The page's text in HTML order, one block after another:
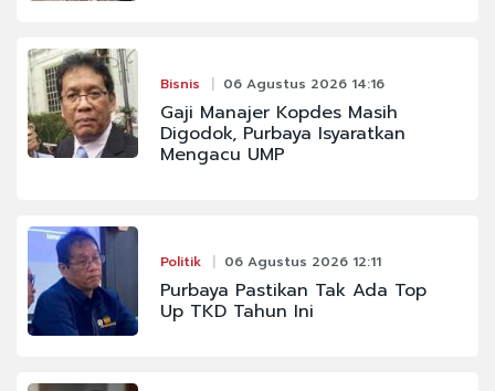
Bisnis 06 Agustus 2026 14:16
Gaji Manajer Kopdes Masih
Digodok, Purbaya Isyaratkan
Mengacu UMP
Politik 06 Agustus 2026 12:11
Purbaya Pastikan Tak Ada Top
Up TKD Tahun Ini